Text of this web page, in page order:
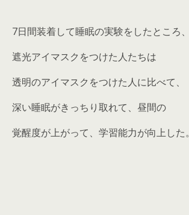
7日間装着して睡眠の実験をしたところ、
遮光アイマスクをつけた人たちは
透明のアイマスクをつけた人に比べて、
深い睡眠がきっちり取れて、昼間の
覚醒度が上がって、学習能力が向上した。